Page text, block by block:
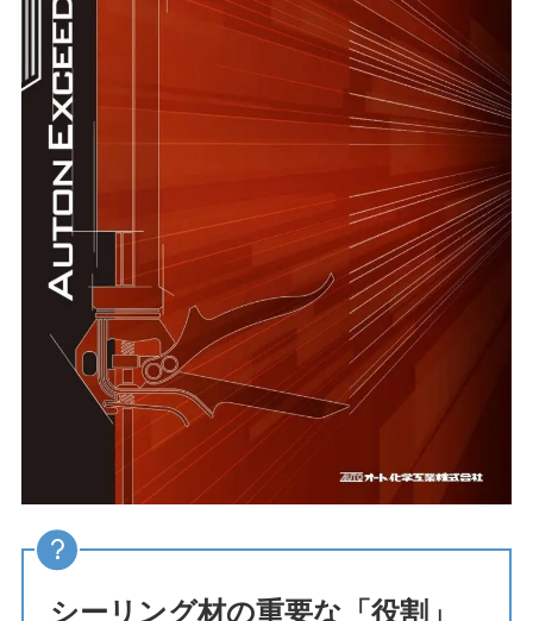
シーリング材の重要な「役割」